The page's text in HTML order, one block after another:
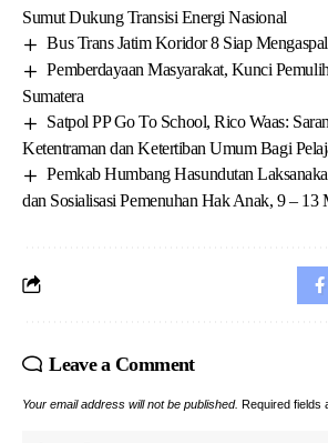
Sumut Dukung Transisi Energi Nasional
Bus Trans Jatim Koridor 8 Siap
Pemberdayaan Masyarakat, Kunci
Sumatera
Satpol PP Go To School, Rico Waas:
Ketentraman dan Ketertiban Umum Bagi
Pemkab Humbang Hasundutan
dan Sosialisasi Pemenuhan Hak Anak, 9 – 13
Leave a Comment
Your email address will not be published. Required fields